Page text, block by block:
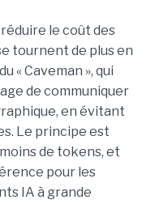
le coût des
tournent de plus en
« Caveman », qui
de communiquer
en évitant
Le principe est
de tokens, et
pour les
IA à grande